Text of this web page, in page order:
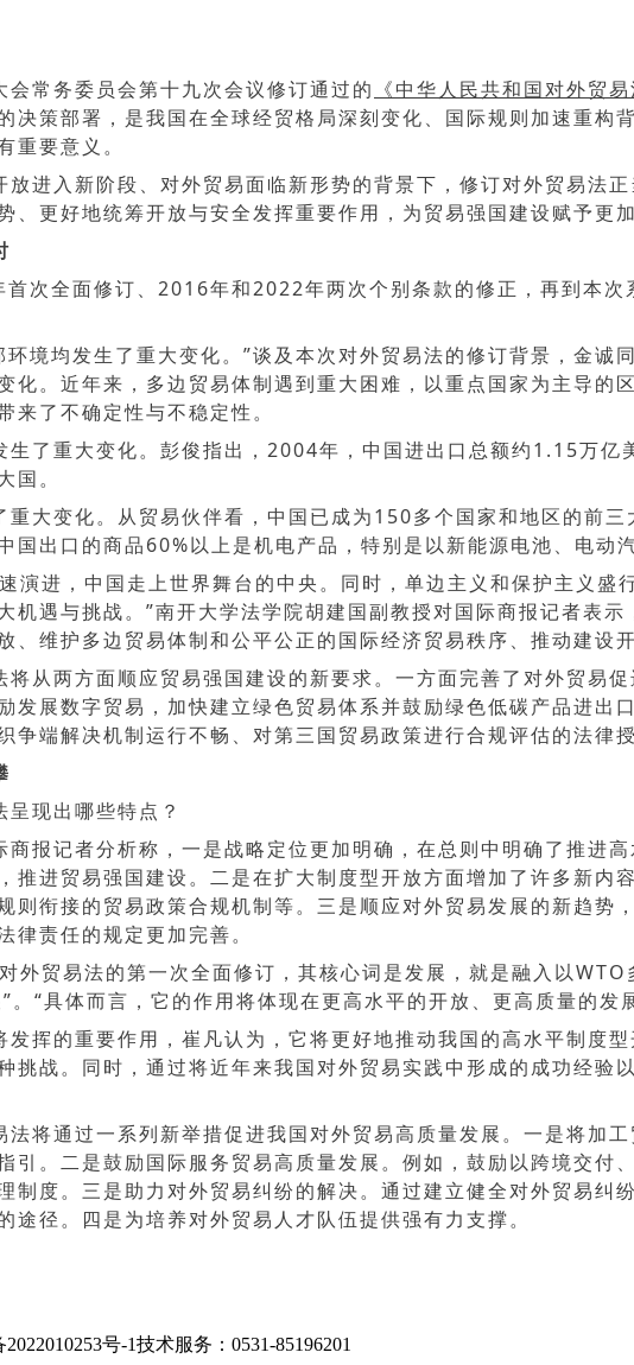
常务委员会第十九次会议修订通过的 《中华人民共和国对外贸易
决策部署，是我国在全球经贸格局深刻变化、国际规则加速重构
重要意义。
进入新阶段、对外贸易面临新形势的背景下，修订对外贸易法
、更好地统筹开放与安全发挥重要作用，为贸易强国建设赋予更
次全面修订、2016年和2022年两次个别条款的修正，再到本
境均发生了重大变化。”谈及本次对外贸易法的修订背景，金诚
化。近年来，多边贸易体制遇到重大困难，以重点国家为主导的
了不确定性与不稳定性。
生了重大变化。彭俊指出，2004年，中国进出口总额约1.15万
国。
大变化。从贸易伙伴看，中国已成为150多个国家和地区的前
国出口的商品60%以上是机电产品，特别是以新能源电池、电动
演进，中国走上世界舞台的中央。同时，单边主义和保护主义
机遇与挑战。”南开大学法学院胡建国副教授对国际商报记者表
、维护多边贸易体制和公平公正的国际经济贸易秩序、推动建设
从两方面顺应贸易强国建设的新要求。一方面完善了对外贸易
发展数字贸易，加快建立绿色贸易体系并鼓励绿色低碳产品进出
争端解决机制运行不畅、对第三国贸易政策进行合规评估的法律授
现出哪些特点？
商报记者分析称，一是战略定位更加明确，在总则中明确了推进
推进贸易强国建设。二是在扩大制度型开放方面增加了许多新内
则衔接的贸易政策合规机制等。三是顺应对外贸易发展的新趋势
律责任的规定更加完善。
外贸易法的第一次全面修订，其核心词是发展，就是融入以
。“具体而言，它的作用将体现在更高水平的开放、更高质量的发
挥的重要作用，崔凡认为，它将更好地推动我国的高水平制度
挑战。同时，通过将近年来我国对外贸易实践中形成的成功经验
将通过一系列新举措促进我国对外贸易高质量发展。一是将加
引。二是鼓励国际服务贸易高质量发展。例如，鼓励以跨境交付
制度。三是助力对外贸易纠纷的解决。通过建立健全对外贸易纠
径。四是为培养对外贸易人才队伍提供强有力支撑。
号-1技术服务：0531-85196201